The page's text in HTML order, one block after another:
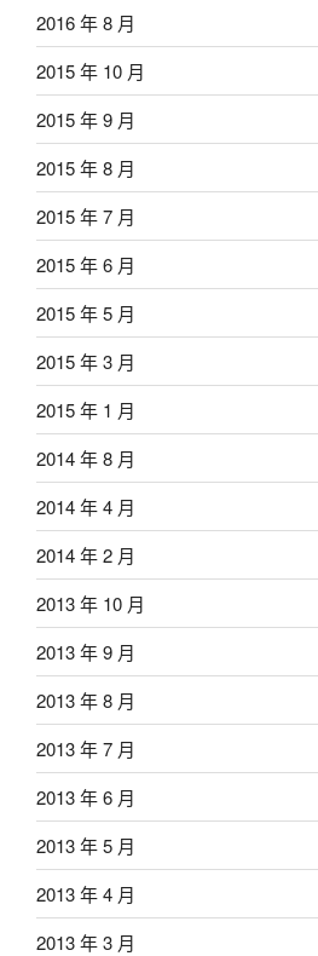
2016 年 8 月
2015 年 10 月
2015 年 9 月
2015 年 8 月
2015 年 7 月
2015 年 6 月
2015 年 5 月
2015 年 3 月
2015 年 1 月
2014 年 8 月
2014 年 4 月
2014 年 2 月
2013 年 10 月
2013 年 9 月
2013 年 8 月
2013 年 7 月
2013 年 6 月
2013 年 5 月
2013 年 4 月
2013 年 3 月